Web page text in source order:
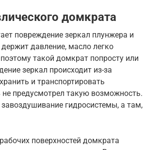
домкрата
повреждение зеркал плунжера и
давление, масло легко
такой домкрат попросту или
зеркал происходит из-за
и транспортировать
не предусмотрел такую возможность.
гидросистемы, а там,
поверхностей домкрата